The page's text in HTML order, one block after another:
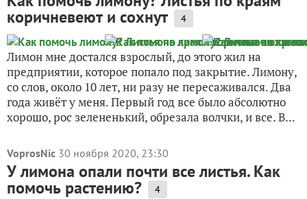
коричневеют и сохнут 4
Лимон мне достался взрослый, до этого жил на
предприятии, которое попало под закрытие. Лимону,
со слов, около 10 лет, ни разу не пересаживался. Два
года живёт у меня. Первый год все было абсолютно
хорошо, рос зелененький, обрезала волчки, и все. В...
VoprosNic 30 ноября 2020, 23:30
У лимона опали почти все листья. Как
помочь растению? 4